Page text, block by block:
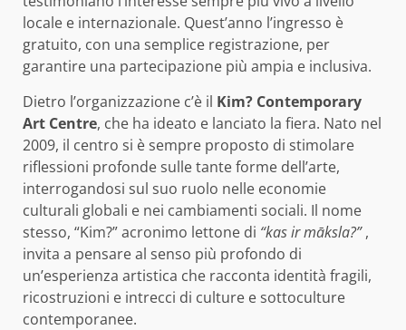
locale e internazionale. Quest’anno l’ingresso è
gratuito, con una semplice registrazione, per
garantire una partecipazione più ampia e inclusiva.
Dietro l’organizzazione c’è il Kim? Contemporary
Art Centre, che ha ideato e lanciato la fiera. Nato nel
2009, il centro si è sempre proposto di stimolare
riflessioni profonde sulle tante forme dell’arte,
interrogandosi sul suo ruolo nelle economie
culturali globali e nei cambiamenti sociali. Il nome
stesso, “Kim?” acronimo lettone di “kas ir māksla?”,
invita a pensare al senso più profondo di
un’esperienza artistica che racconta identità fragili,
ricostruzioni e intrecci di culture e sottoculture
contemporanee.